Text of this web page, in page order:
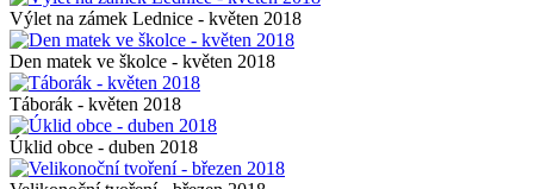
Výlet na zámek Lednice - květen 2018
Den matek ve školce - květen 2018
Táborák - květen 2018
Úklid obce - duben 2018